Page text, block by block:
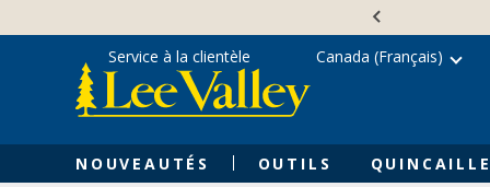
content
NOUVEAUTÉS OUTILS
Service à la clientèle Canada (Français)